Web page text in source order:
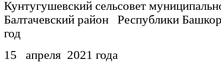
Кунтугушевский сельсовет
Балтачевский район Республики
год
15 апреля 2021 года